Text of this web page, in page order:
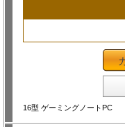
16型 ゲーミングノートPC